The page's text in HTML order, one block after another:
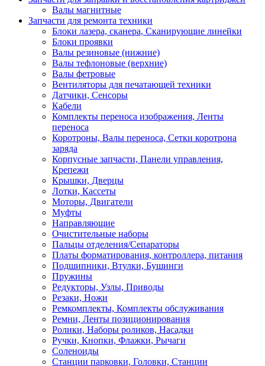
Валы магнитные
Запчасти для ремонта техники
Блоки лазера, сканера, Сканирующие линейки
Блоки проявки
Валы резиновые (нижние)
Валы тефлоновые (верхние)
Валы фетровые
Вентиляторы для печатающей техники
Датчики, Сенсоры
Кабели
Комплекты переноса изображения, Ленты
переноса
Коротроны, Валы переноса, Сетки коротрона
заряда
Корпусные запчасти, Панели управления,
Крепежи
Крышки, Дверцы
Лотки, Кассеты
Моторы, Двигатели
Муфты
Направляющие
Очистительные наборы
Пальцы отделения/Сепараторы
Платы форматирования, контроллера, питания
Подшипники, Втулки, Бушинги
Пружины
Редукторы, Узлы, Приводы
Резаки, Ножи
Ремкомплекты, Комплекты обслуживания
Ремни, Ленты позиционирования
Ролики, Наборы роликов, Насадки
Ручки, Кнопки, Флажки, Рычаги
Соленоиды
Станции парковки, Головки, Станции